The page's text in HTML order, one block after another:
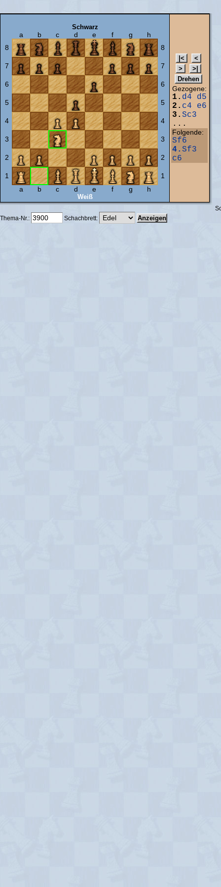
Schwarz
a b c d e f g
h
8
8
7 7
6 6
5 5
4 4
3 3
2 2
1
1
a
b c d e f g h
Weiß
Gezogene:
1. d4
d5
2. c4
e6
3. Sc3
...
Folgende:
Sf6
4. Sf3
c6
Thema-Nr.:
Schachbrett: